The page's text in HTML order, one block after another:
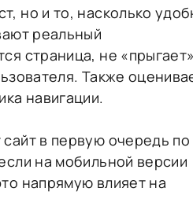
но и то, насколько
реальный
страница, не
Также
навигации.
в первую очередь по
на мобильной версии
напрямую влияет на